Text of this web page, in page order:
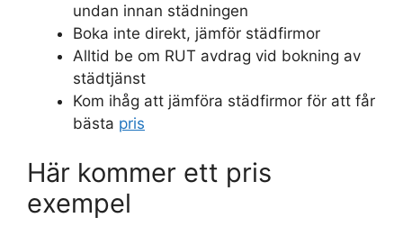
undan innan städningen
Boka inte direkt, jämför städfirmor
Alltid be om RUT avdrag vid bokning av
städtjänst
Kom ihåg att jämföra städfirmor för att får
bästa pris
Här kommer ett pris
exempel